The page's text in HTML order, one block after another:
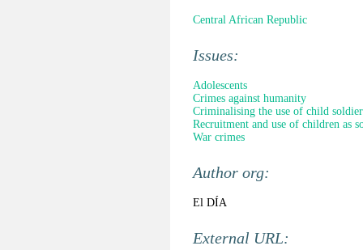
Central African Republic
Issues:
Adolescents
Crimes against humanity
Criminalising the use of child
Recruitment and use of children as
War crimes
Author org:
El DÍA
External URL: